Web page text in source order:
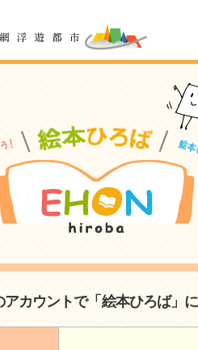
アカウントで「絵本ひろば」